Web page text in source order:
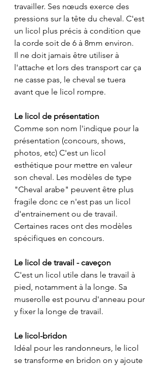
travailler. Ses nœuds exerce des
pressions sur la tête du cheval. C'est
un licol plus précis à condition que
la corde soit de 6 à 8mm environ.
Il ne doit jamais être utiliser à
l'attache et lors des transport car ça
ne casse pas, le cheval se tuera
avant que le licol rompre.
Le licol de présentation
Comme son nom l'indique pour la
présentation (concours, shows,
photos, etc) C'est un licol
esthétique pour mettre en valeur
son cheval. Les modèles de type
"Cheval arabe" peuvent être plus
fragile donc ce n'est pas un licol
d'entrainement ou de travail.
Certaines races ont des modèles
spécifiques en concours.
Le licol de travail - caveçon
C'est un licol utile dans le travail à
pied, notamment à la longe. Sa
muserolle est pourvu d'anneau pour
y fixer la longe de travail.
Le licol-bridon
Idéal pour les randonneurs, le licol
se transforme en bridon on y ajoute